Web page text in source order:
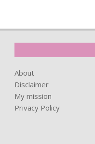
About
Disclaimer
My mission
Privacy Policy